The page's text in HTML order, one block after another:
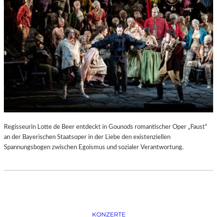
–
K
Ü
N
S
T
L
E
R
,
T
M
Regisseurin Lotte de Beer entdeckt in Gounods romantischer Oper „Faust“
an der Bayerischen Staatsoper in der Liebe den existenziellen
Spannungsbogen zwischen Egoismus und sozialer Verantwortung.
KONZERTE